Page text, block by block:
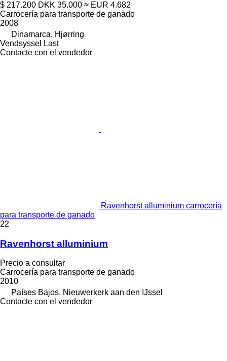
$ 217.200 DKK 35.000 ≈ EUR 4.682
Carrocería para transporte de ganado
2008
Dinamarca, Hjørring
Vendsyssel Last
Contacte con el vendedor
Ravenhorst alluminium carrocería
para transporte de ganado
22
Ravenhorst alluminium
Precio a consultar
Carrocería para transporte de ganado
2010
Países Bajos, Nieuwerkerk aan den IJssel
Contacte con el vendedor